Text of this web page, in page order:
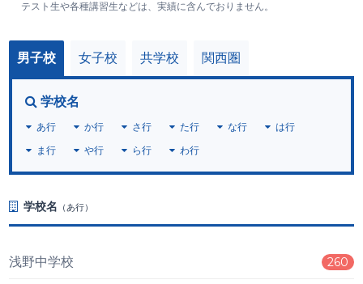
テスト生や各種講習生などは、実績に含んでおりません。
男子校 女子校 共学校 関西圏
学校名
あ行 か行 さ行 た行 な行 は行
ま行 や行 ら行 わ行
学校名 （あ行）
浅野中学校 260